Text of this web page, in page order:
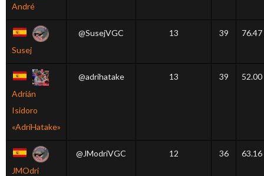
André
Susej
@SusejVGC 13 39 76.47
Adrián
Isidoro
«AdriHatake»
@adrihatake 13 39 52.00
JMOdri
@JModriVGC 12 36 63.16